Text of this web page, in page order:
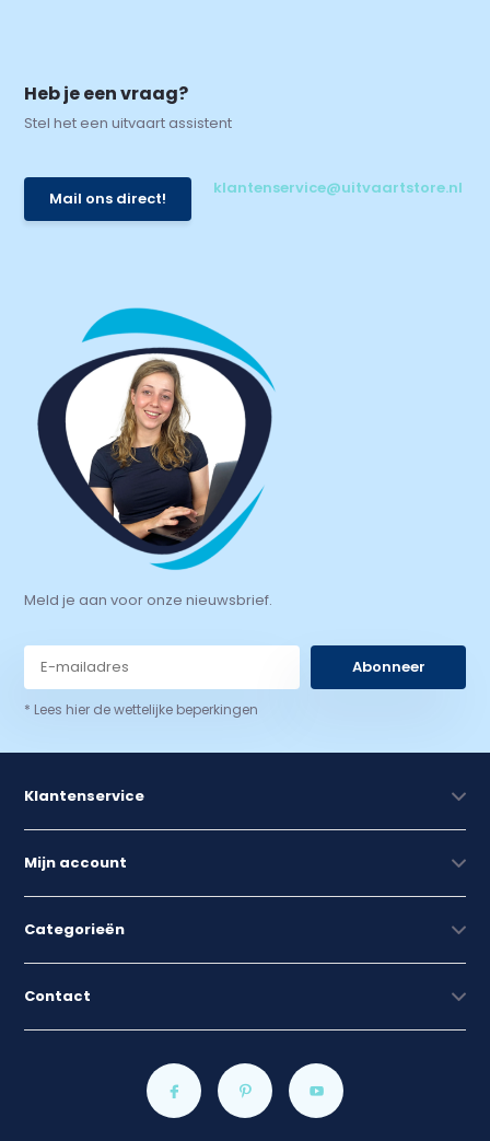
Heb je een vraag?
Stel het een uitvaart assistent
Mail ons direct!
klantenservice@uitvaartstore.nl
Meld je aan voor onze nieuwsbrief.
Abonneer
* Lees hier de wettelijke beperkingen
Klantenservice
Mijn account
Categorieën
Contact